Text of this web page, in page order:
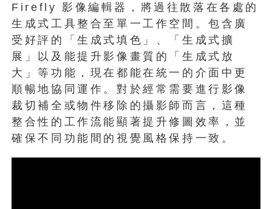
Firefly 影像編輯器，將過往散落在各處的
生成式工具整合至單一工作空間。包含廣
受好評的「生成式填色」、「生成式擴
展」以及能提升影像畫質的「生成式放
大」等功能，現在都能在統一的介面中更
順暢地協同運作。對於經常需要進行影像
裁切補全或物件移除的攝影師而言，這種
整合性的工作流能顯著提升修圖效率，並
確保不同功能間的視覺風格保持一致。